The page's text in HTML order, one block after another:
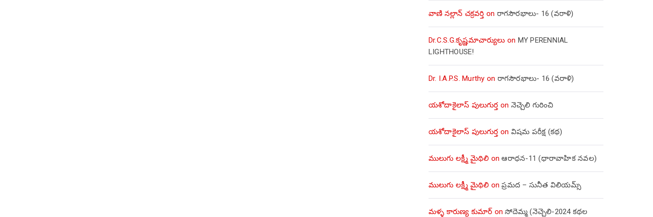
వాణి నల్లాన్ చక్రవర్తి on రాగసౌరభాలు- 16 (వరాళి)
Dr.C.S.G.కృష్ణమాచార్యులు on MY PERENNIAL
LIGHTHOUSE!
Dr. I.A.P.S. Murthy on రాగసౌరభాలు- 16 (వరాళి)
యశోదాకైలాస్ పులుగుర్త on నెచ్చెలి గురించి
యశోదాకైలాస్ పులుగుర్త on విషమ పరీక్ష (క‌థ‌)
ములుగు లక్ష్మీ మైథిలి onఆరాధన-11 (ధారావాహిక నవల)
ములుగు లక్ష్మీ మైథిలి onప్రమద – సునీత విలియమ్స్
మళ్ళ కారుణ్య కుమార్ onసోదెమ్మ (నెచ్చెలి-2024 కథల